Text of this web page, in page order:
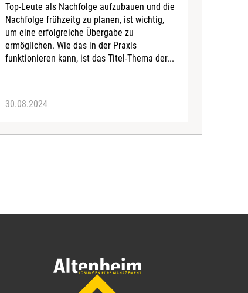
Top-Leute als Nachfolge aufzubauen und die
Nachfolge frühzeitg zu planen, ist wichtig,
um eine erfolgreiche Übergabe zu
ermöglichen. Wie das in der Praxis
funktionieren kann, ist das Titel-Thema der...
30.08.2024